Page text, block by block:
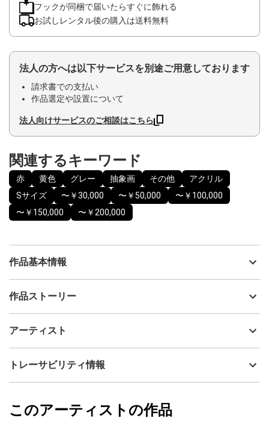
フックが同梱で届いたらすぐに飾れる
お試しレンタル後の購入は送料無料
法人の方へは以下サービスを別途ご用意しております
請求書での支払い
作品選定や設置について
法人向けサービスのご相談はこちら
関連するキーワード
赤 黄色 グレー 抽象画 その他
アクリル
Sサイズ
〜￥30,000 〜￥50,000
〜￥100,000
〜￥150,000
〜￥200,000
作品基本情報
出品者
制作年
アクリル
カラー
赤
作品ストーリー
シリーズで、作品タイトルは制作された順番の番号になっていま
物質を細かく分けていくと、最後にはとても小さな粒に行き着
その振動がどんな振動かによって、何の物質として存在するのか
が決まります。
アーティスト
Hayato Teraguchi
フォローする
トレーサビリティ情報
Hayato Teraguchi
このアーティストの作品